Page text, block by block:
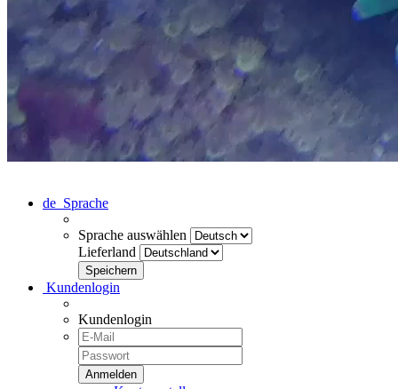
de Sprache
Sprache auswählen
Lieferland
Kundenlogin
Kundenlogin